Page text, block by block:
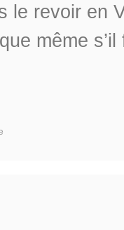
le revoir en
même